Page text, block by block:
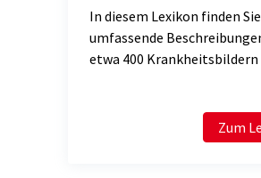
In diesem Lexikon finden Sie
umfassende
etwa 400 Krankheitsbildern
Zum